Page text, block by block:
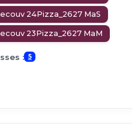
24Pizza_2627 MaS
23Pizza_2627 MaM
: 5